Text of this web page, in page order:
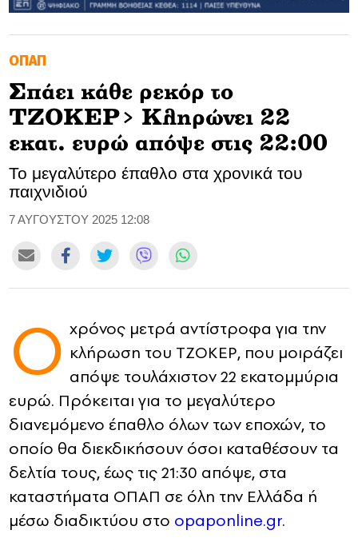
SOOZIE’S FRIENDS
CULTURE
TASTELAND
TECH
MEDIALAND
DIA Y NOCHE
CONTACT
ADVERTISE
ΟΠΑΠ
Σπάει κάθε ρεκόρ το
ΤΖΟΚΕΡ> Κληρώνει 22
εκατ. ευρώ απόψε στις 22:00
Το μεγαλύτερο έπαθλο στα χρονικά του
παιχνιδιού
7 ΑΥΓΟΥΣΤΟΥ 2025 12:08
Ο χρόνος μετρά αντίστροφα για την
κλήρωση του ΤΖΟΚΕΡ, που μοιράζει
απόψε τουλάχιστον 22 εκατομμύρια
ευρώ. Πρόκειται για το μεγαλύτερο
διανεμόμενο έπαθλο όλων των εποχών, το
οποίο θα διεκδικήσουν όσοι καταθέσουν τα
δελτία τους, έως τις 21:30 απόψε, στα
καταστήματα ΟΠΑΠ σε όλη την Ελλάδα ή
μέσω διαδικτύου στο opaponline.gr.